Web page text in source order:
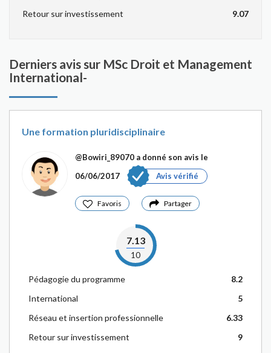
Retour sur investissement
9.07
Derniers avis sur MSc Droit et Management
International-
Une formation pluridisciplinaire
@Bowiri_89070 a donné son avis le
06/06/2017
Avis vérifié
Favoris Partager
7.13
10
Pédagogie du programme
8.2
International
5
Réseau et insertion professionnelle
6.33
Retour sur investissement
9